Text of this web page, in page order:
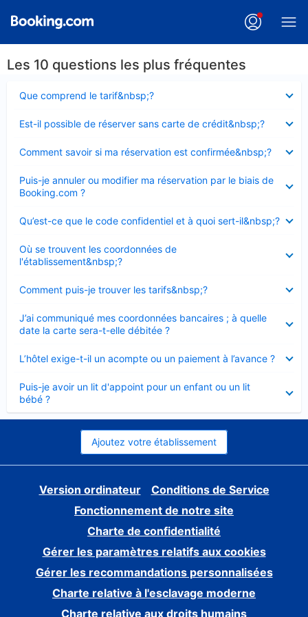
Les 10 questions les plus fréquentes
Que comprend le tarif&nbsp;?
fermé
Est-il possible de réserver sans carte de crédit&nbsp;?
fermé
Comment savoir si ma réservation est confirmée&nbsp;?
fermé
Puis-je annuler ou modifier ma réservation par le biais de
Booking.com ?
fermé
Qu’est-ce que le code confidentiel et à quoi sert-il&nbsp;?
fermé
Où se trouvent les coordonnées de
l'établissement&nbsp;?
fermé
Comment puis-je trouver les tarifs&nbsp;?
fermé
J’ai communiqué mes coordonnées bancaires ; à quelle
date la carte sera-t-elle débitée ?
fermé
L’hôtel exige-t-il un acompte ou un paiement à l’avance ?
fermé
Puis-je avoir un lit d'appoint pour un enfant ou un lit
bébé ?
fermé
Ajoutez votre établissement
Version ordinateur
Conditions de Service
Fonctionnement de notre site
Charte de confidentialité
Gérer les paramètres relatifs aux cookies
Gérer les recommandations personnalisées
Charte relative à l'esclavage moderne
Charte relative aux droits humains